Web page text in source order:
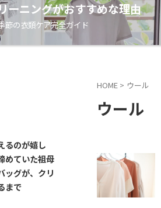
ーニングがおすすめな理由
節の衣類ケア完全ガイド
HOME > ウール
ウール
るのが嬉し
めていた祖母
ッグが、クリ
まで